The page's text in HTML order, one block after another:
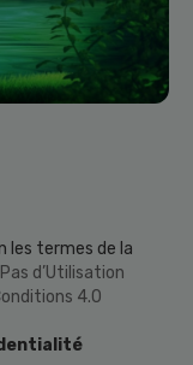
les termes de la
d’Utilisation
4.0